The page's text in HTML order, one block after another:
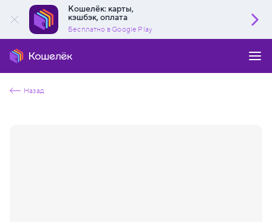
Кошелёк: карты,
кэшбэк, оплата
Бесплатно в Google Play
Назад